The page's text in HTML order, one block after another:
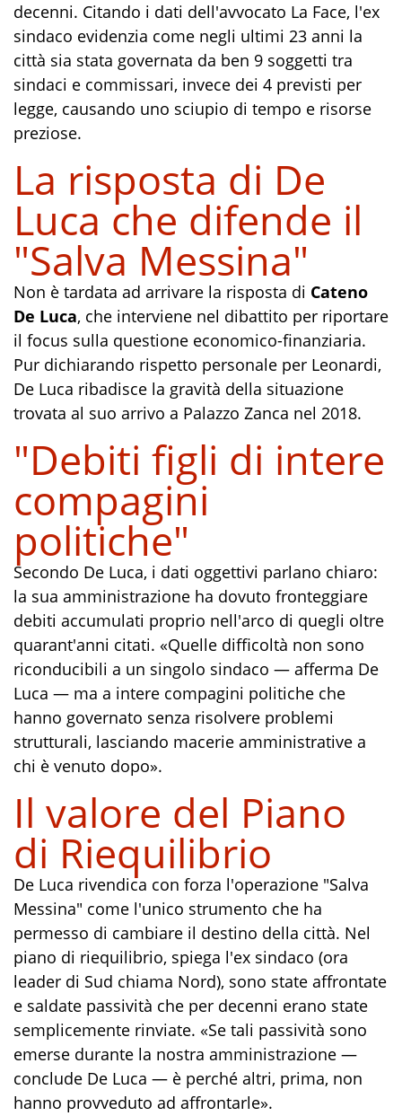
decenni. Citando i dati dell'avvocato La Face, l'ex
sindaco evidenzia come negli ultimi 23 anni la
città sia stata governata da ben 9 soggetti tra
sindaci e commissari, invece dei 4 previsti per
legge, causando uno sciupio di tempo e risorse
preziose.
La risposta di De
Luca che difende il
"Salva Messina"
Non è tardata ad arrivare la risposta di Cateno
De Luca, che interviene nel dibattito per riportare
il focus sulla questione economico-finanziaria.
Pur dichiarando rispetto personale per Leonardi,
De Luca ribadisce la gravità della situazione
trovata al suo arrivo a Palazzo Zanca nel 2018.
"Debiti figli di intere
compagini
politiche"
Secondo De Luca, i dati oggettivi parlano chiaro:
la sua amministrazione ha dovuto fronteggiare
debiti accumulati proprio nell'arco di quegli oltre
quarant'anni citati. «Quelle difficoltà non sono
riconducibili a un singolo sindaco — afferma De
Luca — ma a intere compagini politiche che
hanno governato senza risolvere problemi
strutturali, lasciando macerie amministrative a
chi è venuto dopo».
Il valore del Piano
di Riequilibrio
De Luca rivendica con forza l'operazione "Salva
Messina" come l'unico strumento che ha
permesso di cambiare il destino della città. Nel
piano di riequilibrio, spiega l'ex sindaco (ora
leader di Sud chiama Nord), sono state affrontate
e saldate passività che per decenni erano state
semplicemente rinviate. «Se tali passività sono
emerse durante la nostra amministrazione —
conclude De Luca — è perché altri, prima, non
hanno provveduto ad affrontarle».